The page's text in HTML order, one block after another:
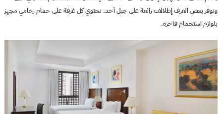
وتوفر بعض الغرف إطلالات رائعة على جبل أحد. تحتوي كل غرفة على حمام رخامي مجهز
بلوازم استحمام فاخرة.